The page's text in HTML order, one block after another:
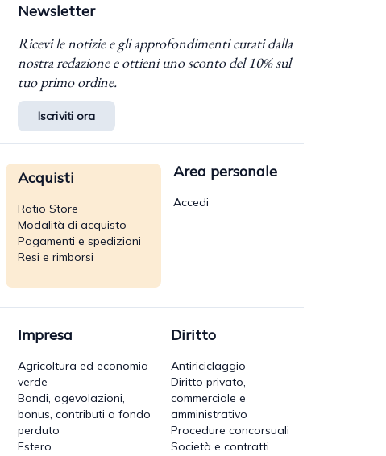
Newsletter
Ricevi le notizie e gli approfondimenti curati dalla
nostra redazione e ottieni uno sconto del 10% sul
tuo primo ordine.
Iscriviti ora
Acquisti
Ratio Store
Modalità di acquisto
Pagamenti e spedizioni
Resi e rimborsi
Area personale
Accedi
Impresa
Agricoltura ed economia
verde
Bandi, agevolazioni,
bonus, contributi a fondo
perduto
Estero
Diritto
Antiriciclaggio
Diritto privato,
commerciale e
amministrativo
Procedure concorsuali
Società e contratti